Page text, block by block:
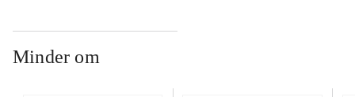
Minder om